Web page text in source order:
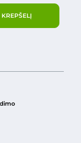
KREPŠELĮ